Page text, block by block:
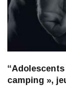
camping »,